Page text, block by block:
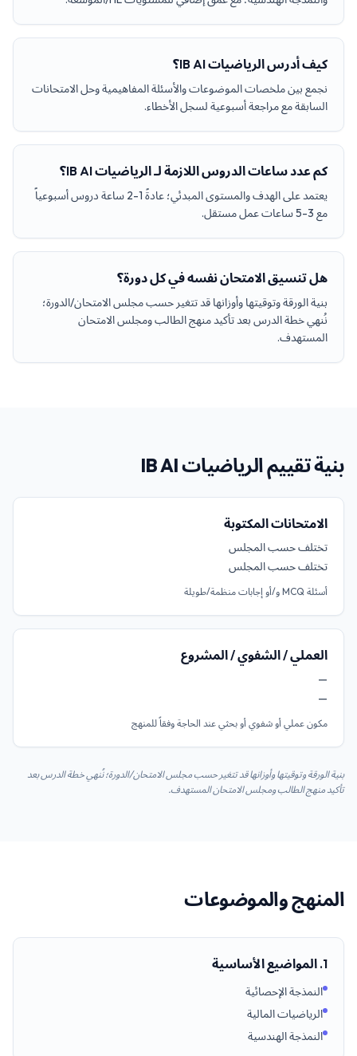
كيف أدرس الرياضيات IB AI؟
نجمع بين ملخصات الموضوعات والأسئلة المفاهيمية وحل الامتحانات
السابقة مع مراجعة أسبوعية لسجل الأخطاء.
كم عدد ساعات الدروس اللازمة لـ الرياضيات IB AI؟
يعتمد على الهدف والمستوى المبدئي؛ عادةً 1-2 ساعة دروس أسبوعياً
مع 3-5 ساعات عمل مستقل.
هل تنسيق الامتحان نفسه في كل دورة؟
بنية الورقة وتوقيتها وأوزانها قد تتغير حسب مجلس الامتحان/الدورة؛
نُنهي خطة الدرس بعد تأكيد منهج الطالب ومجلس الامتحان
المستهدف.
بنية تقييم الرياضيات IB AI
الامتحانات المكتوبة
تختلف حسب المجلس
تختلف حسب المجلس
أسئلة MCQ و/أو إجابات منظمة/طويلة
العملي / الشفوي / المشروع
—
—
مكون عملي أو شفوي أو بحثي عند الحاجة وفقاً للمنهج
بنية الورقة وتوقيتها وأوزانها قد تتغير حسب مجلس الامتحان/الدورة؛ نُنهي خطة الدرس بعد
تأكيد منهج الطالب ومجلس الامتحان المستهدف.
المنهج والموضوعات
1. المواضيع الأساسية
النمذجة الإحصائية
الرياضيات المالية
النمذجة الهندسية